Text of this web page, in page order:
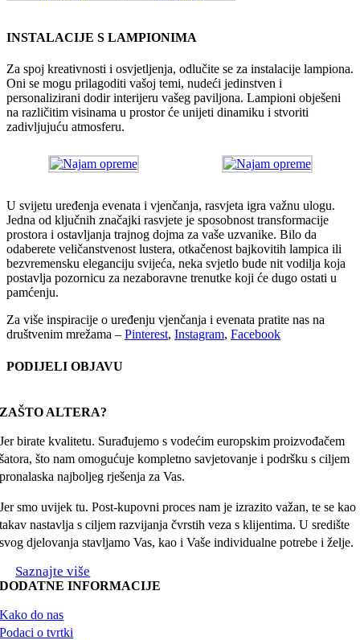
INSTALACIJE S LAMPIONIMA
Za spoj kreativnosti i osvjetljenja, odlučite se za instalacije lampiona.
Oni se mogu prilagoditi vašoj temi, nudeći jedinstven i
personalizirani dodir interijeru vašeg paviljona. Lampioni obješeni
na različitim visinama u prostor će unijeti dinamiku i stvoriti
zadivljujuću atmosferu.
U svijetu uređenja evenata i vjenčanja, rasvjeta igra važnu ulogu.
Jedna od ključnih značajki rasvjete je sposobnost transformacije
prostora i ostavljanja trajnog dojma za vaše uzvanike. Bilo da
odaberete veličanstvenost lustera, otkačenost bajkovitih lampica ili
bezvremensku eleganciju svijeća, neka svjetlo bude nit vodilja koja
postavlja pozornicu za nezaboravne trenutke koji će dugo ostati u
pamćenju.
Za više inspiracije o uređenju vjenčanja i evenata pratite nas na
društvenim mrežama – Pinterest, Instagram, Facebook
PODIJELI OBJAVU
ZAŠTO ALTERA?
Jer birate kvalitetu. Surađujemo s vodećim europskim proizvođačem
šatora, što nam omogućuje kompletno savjetovanje i podršku s ciljem
pronalaska najboljeg rješenja za Vas.
Jer smo uvijek tu. Post-kupovni proces nam je izrazito važan, te se kao
takav nastavlja s ciljem razvijanja čvrstih veza s klijentima. U središte
svog djelovanja stavljamo Vas, kao i Vaše individualne potrebe i želje.
Saznajte više
DODATNE INFORMACIJE
Kako do nas
Podaci o tvrtki